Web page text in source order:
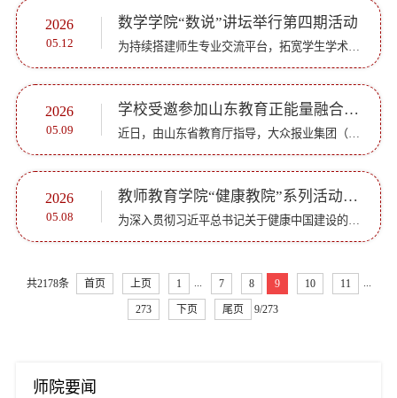
2026
05.12
数学学院“数说”讲坛举行第四期活动
为持续搭建师生专业交流平台，拓宽学生学术视野，数学学院特色品牌活动“数说”讲坛第四期于5月7日下午如期举行。本次讲座以复动力系统简介为主题，由学院张秀明博士主讲，百余名学生到场聆听，共同走进函数迭代...
2026
05.09
学校受邀参加山东教育正能量融合传播行动启动暨《开屏见“好”·育见齐鲁》上线活动
近日，由山东省教育厅指导，大众报业集团（大众日报社）主办的山东教育正能量融合传播行动启动仪式暨《开屏见“好”·育见齐鲁》上线活动在大众传媒大厦举行。学校党委委员、宣传部部长孙磊受邀出席活动。会上，...
2026
05.08
教师教育学院“健康教院”系列活动顺利收官
为深入贯彻习近平总书记关于健康中国建设的重要论述，落实立德树人根本任务，4月，教师教育学院以思政铸魂，以学习筑基，以健康固本，举办“健康教院”系列活动，以“大健康”统领学生品格培育、心理健康、身体健...
共2178条 首页 上页 1 ... 7 8 9 10 11 ...
273 下页 尾页 9/273
师院要闻